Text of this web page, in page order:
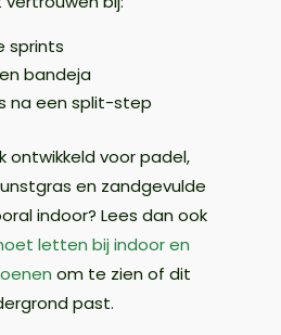
sprints
bandeja
na een split-step
ontwikkeld voor padel,
en zandgevulde
indoor? Lees dan ook
letten bij indoor en
om te zien of dit
past.